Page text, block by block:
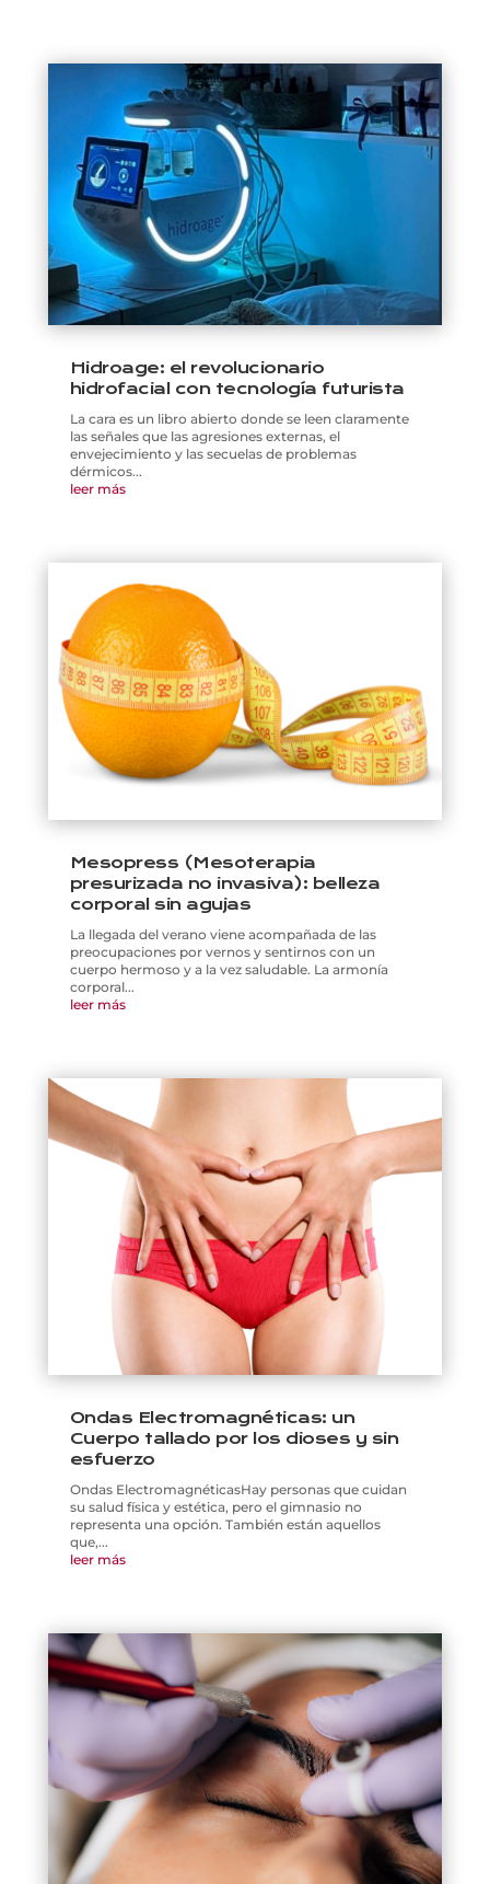
Hidroage: el revolucionario
hidrofacial con tecnología futurista
La cara es un libro abierto donde se leen claramente
las señales que las agresiones externas, el
envejecimiento y las secuelas de problemas
dérmicos...
leer más
Mesopress (Mesoterapia
presurizada no invasiva): belleza
corporal sin agujas
La llegada del verano viene acompañada de las
preocupaciones por vernos y sentirnos con un
cuerpo hermoso y a la vez saludable. La armonía
corporal...
leer más
Ondas Electromagnéticas: un
Cuerpo tallado por los dioses y sin
esfuerzo
Ondas ElectromagnéticasHay personas que cuidan
su salud física y estética, pero el gimnasio no
representa una opción. También están aquellos
que,...
leer más